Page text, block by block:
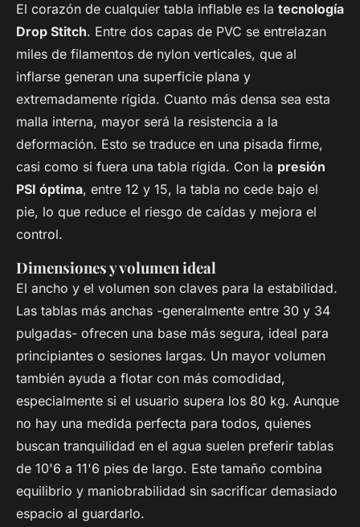
El corazón de cualquier tabla inflable es la tecnología
Drop Stitch. Entre dos capas de PVC se entrelazan
miles de filamentos de nylon verticales, que al
inflarse generan una superficie plana y
extremadamente rígida. Cuanto más densa sea esta
malla interna, mayor será la resistencia a la
deformación. Esto se traduce en una pisada firme,
casi como si fuera una tabla rígida. Con la presión
PSI óptima, entre 12 y 15, la tabla no cede bajo el
pie, lo que reduce el riesgo de caídas y mejora el
control.
Dimensiones y volumen ideal
El ancho y el volumen son claves para la estabilidad.
Las tablas más anchas -generalmente entre 30 y 34
pulgadas- ofrecen una base más segura, ideal para
principiantes o sesiones largas. Un mayor volumen
también ayuda a flotar con más comodidad,
especialmente si el usuario supera los 80 kg. Aunque
no hay una medida perfecta para todos, quienes
buscan tranquilidad en el agua suelen preferir tablas
de 10'6 a 11'6 pies de largo. Este tamaño combina
equilibrio y maniobrabilidad sin sacrificar demasiado
espacio al guardarlo.